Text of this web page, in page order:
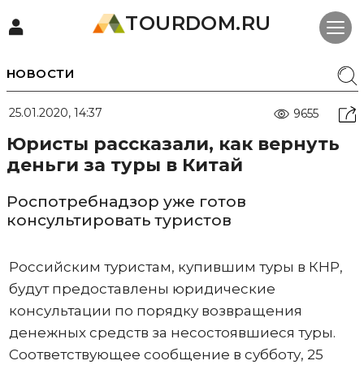
TOURDOM.RU
НОВОСТИ
25.01.2020, 14:37 9655
Юристы рассказали, как вернуть
деньги за туры в Китай
Роспотребнадзор уже готов
консультировать туристов
Российским туристам, купившим туры в КНР,
будут предоставлены юридические
консультации по порядку возвращения
денежных средств за несостоявшиеся туры.
Соответствующее сообщение в субботу, 25